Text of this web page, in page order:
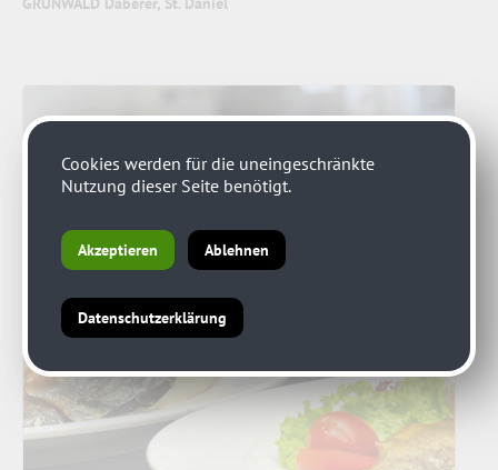
Cookies werden für die uneingeschränkte
Nutzung dieser Seite benötigt.
Akzeptieren Ablehnen
Datenschutzerklärung